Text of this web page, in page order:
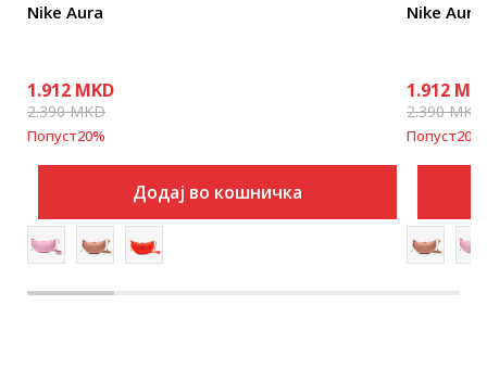
Nike Aura
1.912 MKD
2.390MKD
Попуст20%
Додај во кошничка
Nike Aura
1.912
2.390MKD
Попуст20